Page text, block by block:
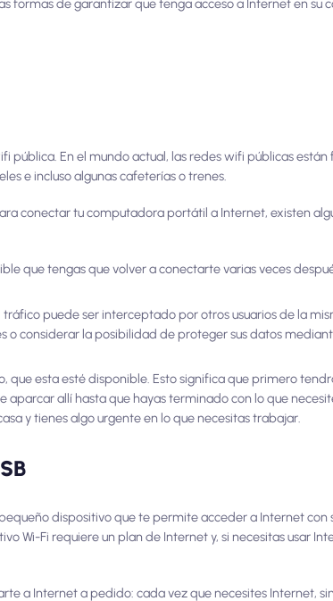
formas de garantizar que tenga acceso a Internet en su
pública. En el mundo actual, las redes wifi públicas
e incluso algunas cafeterías o trenes.
conectar tu computadora portátil a Internet, existen
que tengas que volver a conectarte varias veces
puede ser interceptado por otros usuarios de la
considerar la posibilidad de proteger sus datos
que esta esté disponible. Esto significa que primero
allí hasta que hayas terminado con lo que
y tienes algo urgente en lo que necesitas trabajar.
dispositivo que te permite acceder a Internet con
Wi-Fi requiere un plan de Internet y, si necesitas usar
a Internet a pedido: cada vez que necesites Internet,